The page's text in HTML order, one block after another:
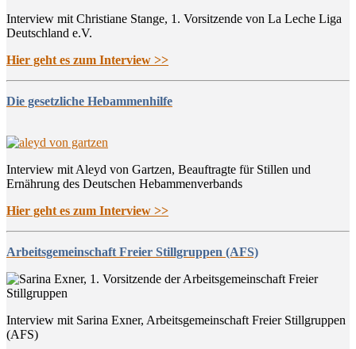
Interview mit Christiane Stange, 1. Vorsitzende von La Leche Liga
Deutschland e.V.
Hier geht es zum Interview >>
Die gesetzliche Hebammenhilfe
Interview mit Aleyd von Gartzen, Beauftragte für Stillen und
Ernährung des Deutschen Hebammenverbands
Hier geht es zum Interview >>
Arbeitsgemeinschaft Freier Stillgruppen (AFS)
Interview mit Sarina Exner, Arbeitsgemeinschaft Freier Stillgruppen
(AFS)